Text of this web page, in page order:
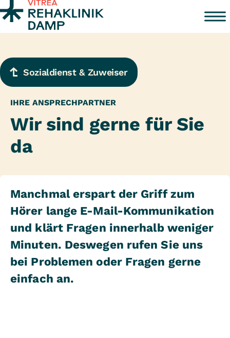
Zum Inhalt springen
Sozialdienst & Zuweiser
IHRE ANSPRECHPARTNER
Wir sind gerne für Sie
da
Manchmal erspart der Griff zum
Hörer lange E-Mail-Kommunikation
und klärt Fragen innerhalb weniger
Minuten. Deswegen rufen Sie uns
bei Problemen oder Fragen gerne
einfach an.